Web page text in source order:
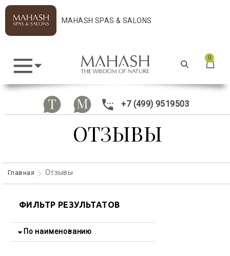
MAHASH SPAS & SALONS
0
+7 (499) 9519503
ОТЗЫВЫ
Главная Отзывы
ФИЛЬТР РЕЗУЛЬТАТОВ
По наименованию